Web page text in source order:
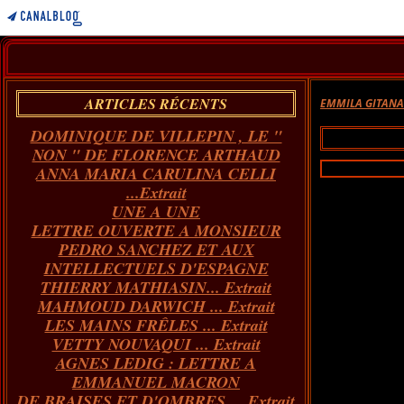
ARTICLES RÉCENTS
DOMINIQUE DE VILLEPIN , LE "
NON " DE FLORENCE ARTHAUD
ANNA MARIA CARULINA CELLI
...Extrait
UNE A UNE
LETTRE OUVERTE A MONSIEUR
PEDRO SANCHEZ ET AUX
INTELLECTUELS D'ESPAGNE
THIERRY MATHIASIN... Extrait
MAHMOUD DARWICH ... Extrait
LES MAINS FRÊLES ... Extrait
VETTY NOUVAQUI ... Extrait
AGNES LEDIG : LETTRE A
EMMANUEL MACRON
EMMILA GITANA